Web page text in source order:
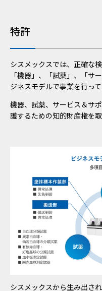
特許
シスメックスでは、正確な
「機器」、「試薬」、「サ
ジネスモデルで事業を行って
機器、試薬、サービス＆サ
護するための知的財産権を取
シスメックスから生み出さ